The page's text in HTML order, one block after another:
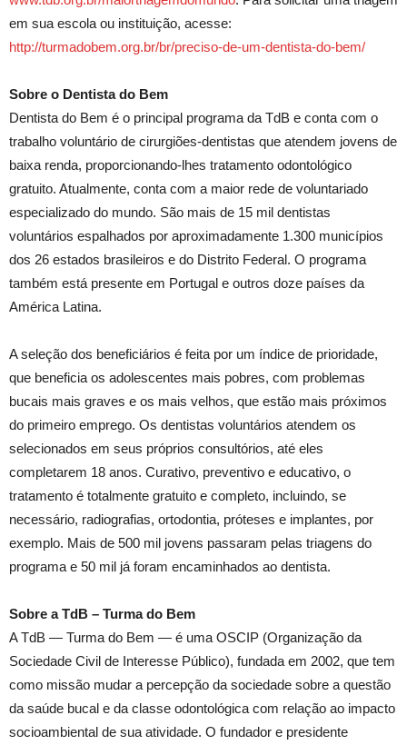
em sua escola ou instituição, acesse:
http://turmadobem.org.br/br/preciso-de-um-dentista-do-bem/
Sobre o Dentista do Bem
Dentista do Bem é o principal programa da TdB e conta com o
trabalho voluntário de cirurgiões-dentistas que atendem jovens de
baixa renda, proporcionando-lhes tratamento odontológico
gratuito. Atualmente, conta com a maior rede de voluntariado
especializado do mundo. São mais de 15 mil dentistas
voluntários espalhados por aproximadamente 1.300 municípios
dos 26 estados brasileiros e do Distrito Federal. O programa
também está presente em Portugal e outros doze países da
América Latina.
A seleção dos beneficiários é feita por um índice de prioridade,
que beneficia os adolescentes mais pobres, com problemas
bucais mais graves e os mais velhos, que estão mais próximos
do primeiro emprego. Os dentistas voluntários atendem os
selecionados em seus próprios consultórios, até eles
completarem 18 anos. Curativo, preventivo e educativo, o
tratamento é totalmente gratuito e completo, incluindo, se
necessário, radiografias, ortodontia, próteses e implantes, por
exemplo. Mais de 500 mil jovens passaram pelas triagens do
programa e 50 mil já foram encaminhados ao dentista.
Sobre a TdB – Turma do Bem
A TdB — Turma do Bem — é uma OSCIP (Organização da
Sociedade Civil de Interesse Público), fundada em 2002, que tem
como missão mudar a percepção da sociedade sobre a questão
da saúde bucal e da classe odontológica com relação ao impacto
socioambiental de sua atividade. O fundador e presidente